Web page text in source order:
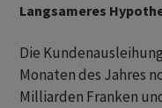
Langsameres
Die
Monaten des Jahres
Milliarden Franken